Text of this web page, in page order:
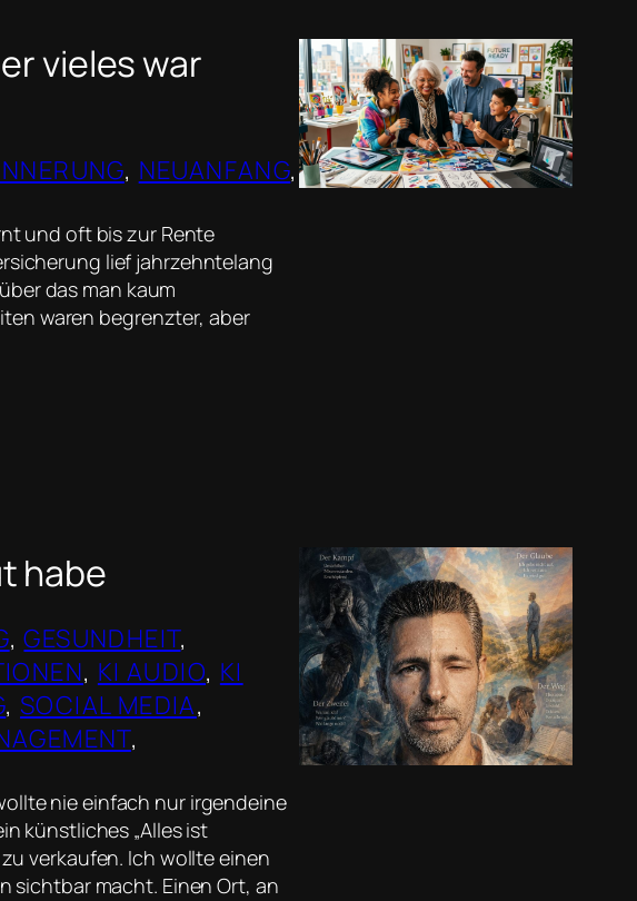
vieles war
, NEUANFANG ,
und oft bis zur Rente
lief jahrzehntelang
das man kaum
waren begrenzter, aber
habe
, GESUNDHEIT
, KI AUDIO, KI
, SOCIAL MEDIA
nie einfach nur irgendeine
künstliches „Alles ist
verkaufen. Ich wollte einen
sichtbar macht. Einen Ort, an